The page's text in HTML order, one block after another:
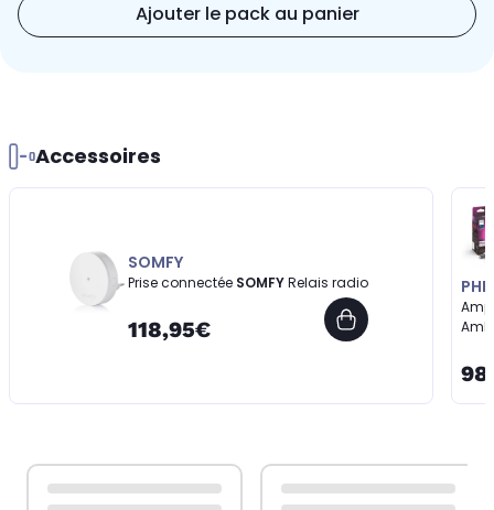
Ajouter le pack au panier
Accessoires
SOMFY
Prise connectée SOMFY Relais radio
118,95€